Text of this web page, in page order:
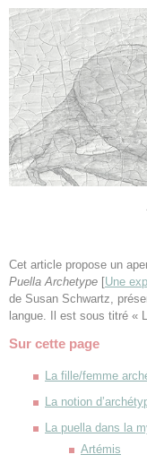
Cet article propose un
Puella Archetype [Une
de Susan Schwartz,
langue. Il est sous titré «
Sur cette page
La fille/femme
La notion
La puella dans la
Artémis